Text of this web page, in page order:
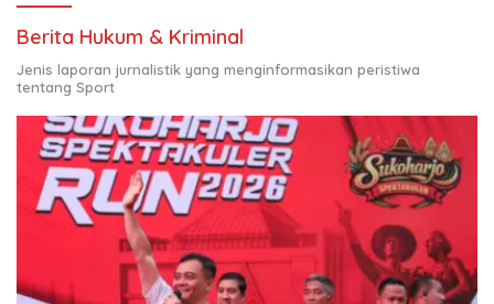
Berita Hukum & Kriminal
Jenis laporan jurnalistik yang menginformasikan peristiwa
tentang Sport